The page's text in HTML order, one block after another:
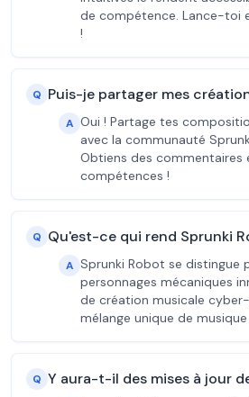
de compétence. Lance-toi
!
Q Puis-je partager mes
A Oui ! Partage tes
avec la communauté
Obtiens des commentaires
compétences !
Q Qu'est-ce qui rend Sprunki
A Sprunki Robot se distingue
personnages mécaniques
de création musicale
mélange unique de
Q Y aura-t-il des mises à jour